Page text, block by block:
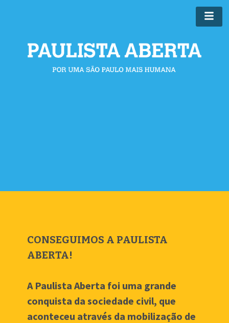
CONSEGUIMOS A PAULISTA
ABERTA!
A Paulista Aberta foi uma grande
conquista da sociedade civil, que
aconteceu através da mobilização de